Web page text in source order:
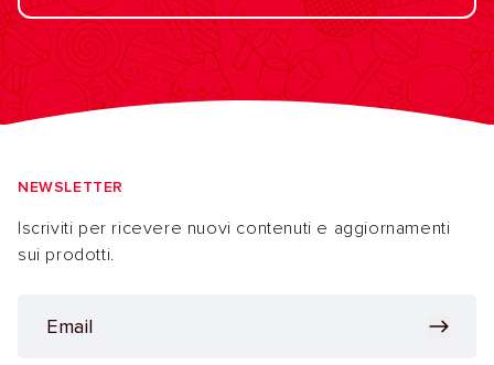
NEWSLETTER
Iscriviti per ricevere nuovi contenuti e aggiornamenti
sui prodotti.